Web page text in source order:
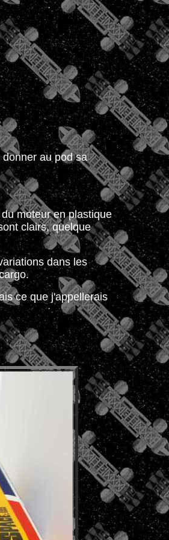
au pod sa
moteur en plastique
clairs, quelque
dans les
ce que j'appellerais